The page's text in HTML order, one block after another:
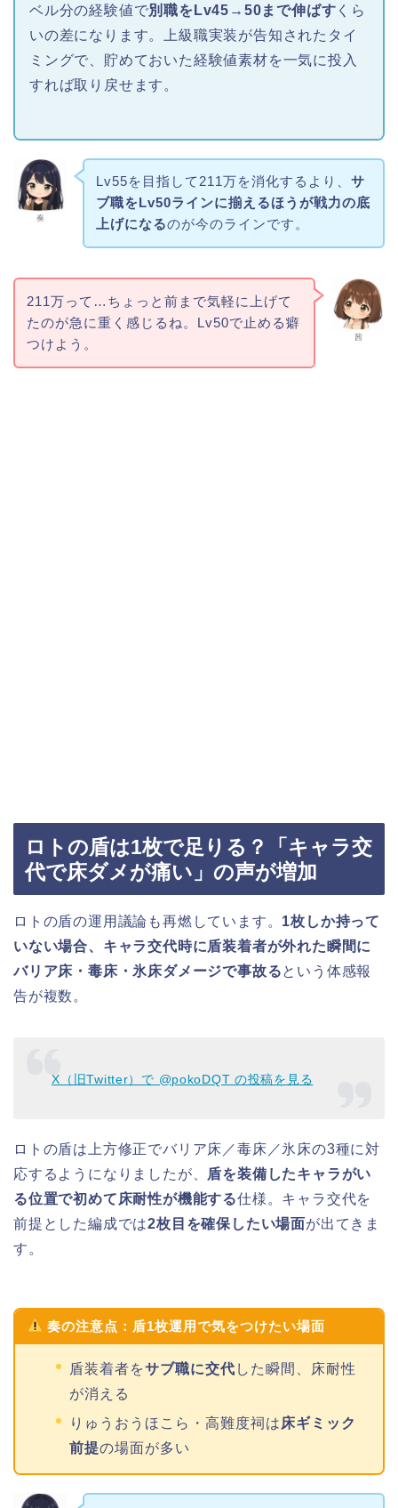
ベル分の経験値で別職をLv45→50まで伸ばす くら
いの差になります。上級職実装が告知されたタイ
ミングで、貯めておいた経験値素材を一気に投入
すれば取り戻せます。
奏
Lv55を目指して211万を消化するより、 サ
ブ職をLv50ラインに揃えるほうが戦力の底
上げになるのが今のラインです。
茜
211万って…ちょっと前まで気軽に上げて
たのが急に重く感じるね。Lv50で止める癖
つけよう。
ロトの盾は1枚で足りる？「キャラ交
代で床ダメが痛い」の声が増加
ロトの盾の運用議論も再燃しています。 1枚しか持って
いない場合、キャラ交代時に盾装着者が外れた瞬間に
バリア床・毒床・氷床ダメージで事故るという体感報
告が複数。
X（旧Twitter）で @pokoDQT の投稿を見る
ロトの盾は上方修正でバリア床／毒床／氷床の3種に対
応するようになりましたが、 盾を装備したキャラがい
る位置で初めて床耐性が機能する仕様。キャラ交代を
前提とした編成では2枚目を確保したい場面が出てきま
す。
奏の注意点：盾1枚運用で気をつけたい場面
盾装着者をサブ職に交代 した瞬間、床耐性
が消える
りゅうおうほこら・高難度祠は床ギミック
前提の場面が多い